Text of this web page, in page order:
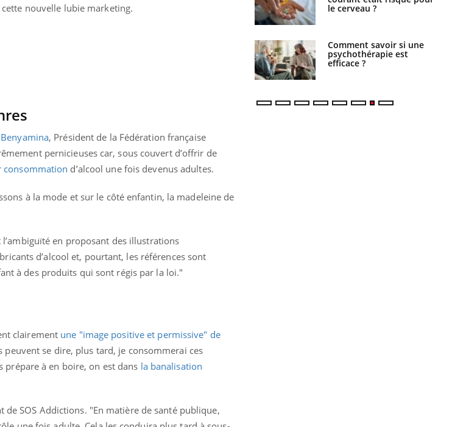
nouvelle lubie marketing.
, Président de la Fédération française
pernicieuses car, sous couvert d’offrir de
consommation d’alcool une fois devenus adultes.
à la mode et sur le côté enfantin, la madeleine de
en proposant des illustrations
d’alcool et, pourtant, les références sont
à des produits qui sont régis par la loi."
clairement une "image positive et permissive" de
peuvent se dire, plus tard, je consommerai ces
prépare à en boire, on est dans la banalisation
SOS Addictions. "En matière de santé publique,
de la le cerveau ?
Comment savoir si une
psychothérapie est
efficace ?